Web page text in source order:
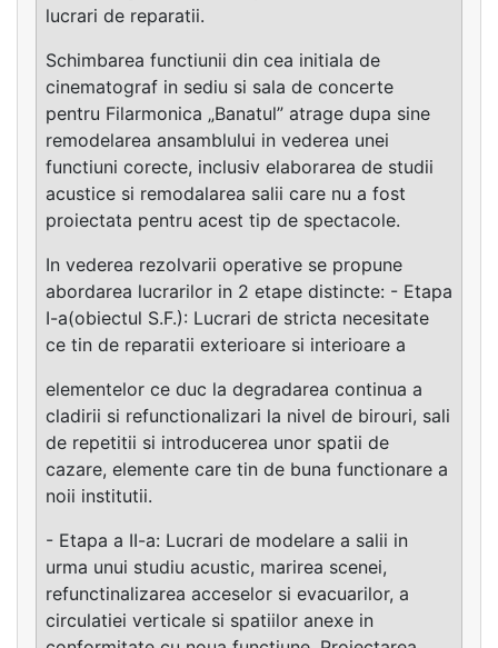
lucrari de reparatii.
Schimbarea functiunii din cea initiala de
cinematograf in sediu si sala de concerte
pentru Filarmonica „Banatul” atrage dupa sine
remodelarea ansamblului in vederea unei
functiuni corecte, inclusiv elaborarea de studii
acustice si remodalarea salii care nu a fost
proiectata pentru acest tip de spectacole.
In vederea rezolvarii operative se propune
abordarea lucrarilor in 2 etape distincte: - Etapa
I-a(obiectul S.F.): Lucrari de stricta necesitate
ce tin de reparatii exterioare si interioare a
elementelor ce duc la degradarea continua a
cladirii si refunctionalizari la nivel de birouri, sali
de repetitii si introducerea unor spatii de
cazare, elemente care tin de buna functionare a
noii institutii.
- Etapa a II-a: Lucrari de modelare a salii in
urma unui studiu acustic, marirea scenei,
refunctinalizarea acceselor si evacuarilor, a
circulatiei verticale si spatiilor anexe in